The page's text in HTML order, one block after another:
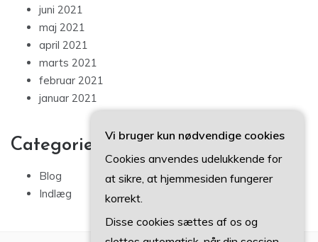
juni 2021
maj 2021
april 2021
marts 2021
februar 2021
januar 2021
Categories
Blog
Indlæg
Vi bruger kun nødvendige cookies
Cookies anvendes udelukkende for
at sikre, at hjemmesiden fungerer
korrekt.
Disse cookies sættes af os og